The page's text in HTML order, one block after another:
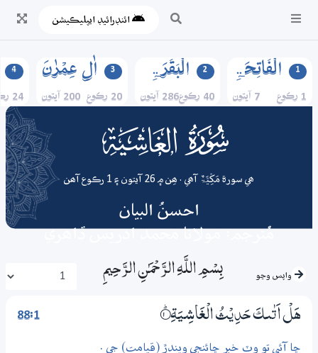
ائنڊرائيڊ ايپليڪيشن
1 الۡفَاتِحَۃِ
1 رڪوع 7 آيتون
2 الۡبَقَرَۃِ
40 رڪوع 286 آيتون
3 اٰلِ عِمۡرٰنَ
20 رڪوع 200 آيتون
4
24 رڪوع
088 surah
ھي سورة مَکِّیَّۃٌ آھي . ھِن ۾ 26 آيتون ۽ 1 رڪوع آھن
احسنُ البيان
مُترجم: مولانا محمد ادريس ڏاھري
واپس وڃو بِسْمِ اللَّـهِ الرَّحْمَـٰنِ الرَّحِيمِ
88:1 هَلْ اَتٰىكَ حَدِيْثُ الْغَاشِـيَةِ 1‏۝ۭ
ڇا آئي تو وٽ خبر ڇائنجي ويندڙ (قيامت) جي .